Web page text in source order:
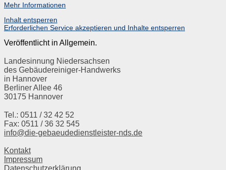
Mehr Informationen
Inhalt entsperren
Erforderlichen Service akzeptieren und Inhalte entsperren
Veröffentlicht in Allgemein.
Landesinnung Niedersachsen
des Gebäudereiniger-Handwerks
in Hannover
Berliner Allee 46
30175 Hannover
Tel.: 0511 / 32 42 52
Fax: 0511 / 36 32 545
info@die-gebaeudedienstleister-nds.de
Kontakt
Impressum